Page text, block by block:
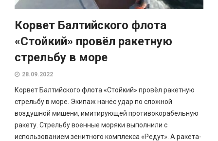
Корвет Балтийского флота
«Стойкий» провёл ракетную
стрельбу в море
28.09.2022
Корвет Балтийского флота «Стойкий» провёл ракетную
стрельбу в море. Экипаж нанёс удар по сложной
воздушной мишени, имитирующей противокорабельную
ракету. Стрельбу военные моряки выполнили с
использованием зенитного комплекса «Редут». А ракета-